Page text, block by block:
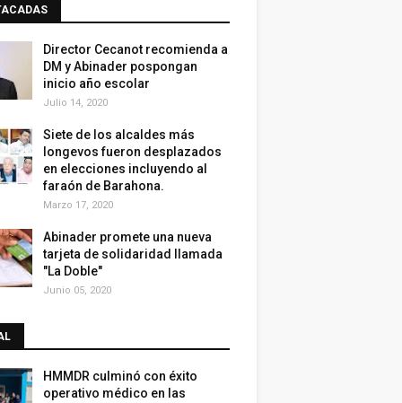
Director Cecanot recomienda a
DM y Abinader pospongan
inicio año escolar
Julio 14, 2020
Siete de los alcaldes más
longevos fueron desplazados
en elecciones incluyendo al
faraón de Barahona.
Marzo 17, 2020
Abinader promete una nueva
tarjeta de solidaridad llamada
"La Doble"
Junio 05, 2020
HMMDR culminó con éxito
operativo médico en las